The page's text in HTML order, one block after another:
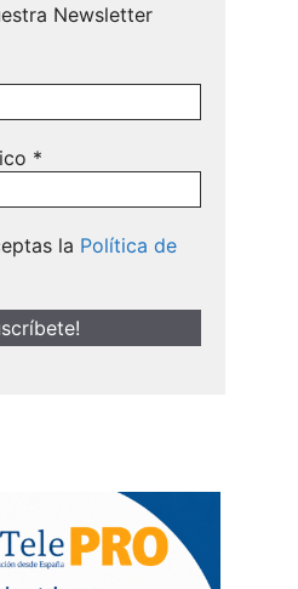
Newsletter
*
la Política de